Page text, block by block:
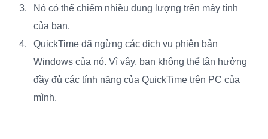
Nó có thể chiếm nhiều dung lượng trên máy tính
của bạn.
QuickTime đã ngừng các dịch vụ phiên bản
Windows của nó. Vì vậy, bạn không thể tận hưởng
đầy đủ các tính năng của QuickTime trên PC của
mình.